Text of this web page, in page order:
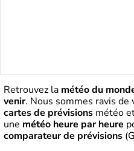
Retrouvez la météo du
venir. Nous sommes ravis
cartes de prévisions météo
une météo heure par heure
comparateur de prévisions